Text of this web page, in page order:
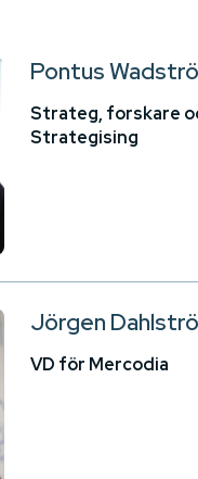
Pontus
Strateg, forskare
Strategising
Jörgen
VD för Mercodia